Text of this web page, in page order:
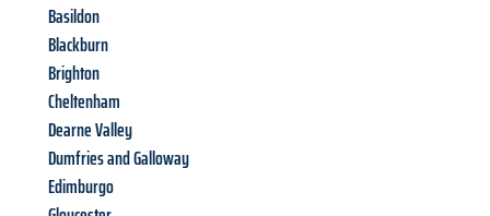
Basildon
Blackburn
Brighton
Cheltenham
Dearne Valley
Dumfries and Galloway
Edimburgo